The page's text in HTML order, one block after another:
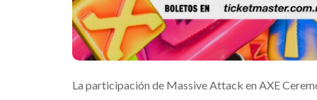
La participación de Massive Attack en AXE